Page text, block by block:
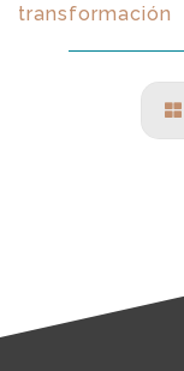
transformación